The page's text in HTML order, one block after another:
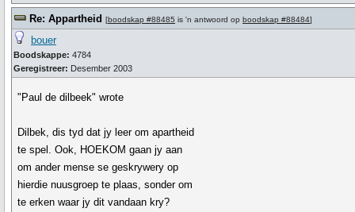
Re: Appartheid [boodskap #88485 is 'n antwoord op boodskap #88484]
bouer
Boodskappe: 4784
Geregistreer: Desember 2003
"Paul de dilbeek" wrote
Dilbek, dis tyd dat jy leer om apartheid
te spel. Ook, HOEKOM gaan jy aan
om ander mense se geskrywery op
hierdie nuusgroep te plaas, sonder om
te erken waar jy dit vandaan kry?